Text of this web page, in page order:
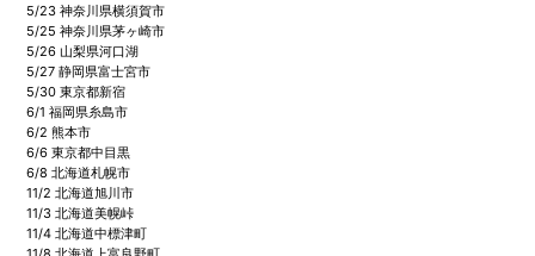
5/23 神奈川県横須賀市
5/25 神奈川県茅ヶ崎市
5/26 山梨県河口湖
5/27 静岡県富士宮市
5/30 東京都新宿
6/1 福岡県糸島市
6/2 熊本市
6/6 東京都中目黒
6/8 北海道札幌市
11/2 北海道旭川市
11/3 北海道美幌峠
11/4 北海道中標津町